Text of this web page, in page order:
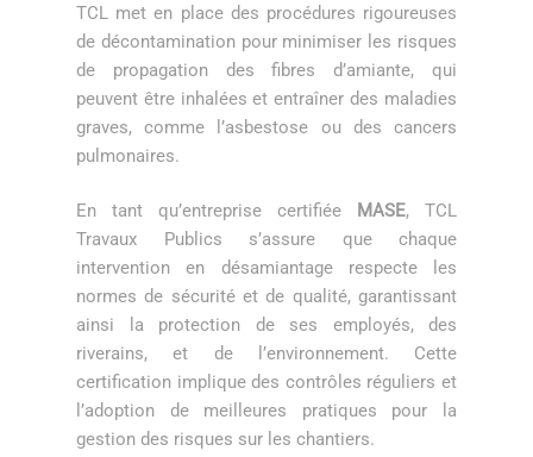
TCL met en place des procédures rigoureuses
de décontamination pour minimiser les risques
de propagation des fibres d’amiante, qui
peuvent être inhalées et entraîner des maladies
graves, comme l’asbestose ou des cancers
pulmonaires.
En tant qu’entreprise certifiée MASE, TCL
Travaux Publics s’assure que chaque
intervention en désamiantage respecte les
normes de sécurité et de qualité, garantissant
ainsi la protection de ses employés, des
riverains, et de l’environnement. Cette
certification implique des contrôles réguliers et
l’adoption de meilleures pratiques pour la
gestion des risques sur les chantiers.